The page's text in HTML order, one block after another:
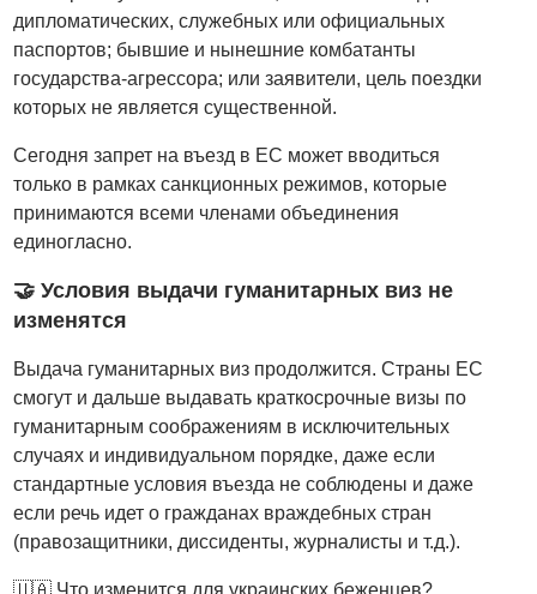
дипломатических, служебных или официальных
паспортов; бывшие и нынешние комбатанты
государства-агрессора; или заявители, цель поездки
которых не является существенной.
Сегодня запрет на въезд в ЕС может вводиться
только в рамках санкционных режимов, которые
принимаются всеми членами объединения
единогласно.
🤝 Условия выдачи гуманитарных виз не
изменятся
Выдача гуманитарных виз продолжится. Страны ЕС
смогут и дальше выдавать краткосрочные визы по
гуманитарным соображениям в исключительных
случаях и индивидуальном порядке, даже если
стандартные условия въезда не соблюдены и даже
если речь идет о гражданах враждебных стран
(правозащитники, диссиденты, журналисты и т.д.).
🇺🇦 Что изменится для украинских беженцев?